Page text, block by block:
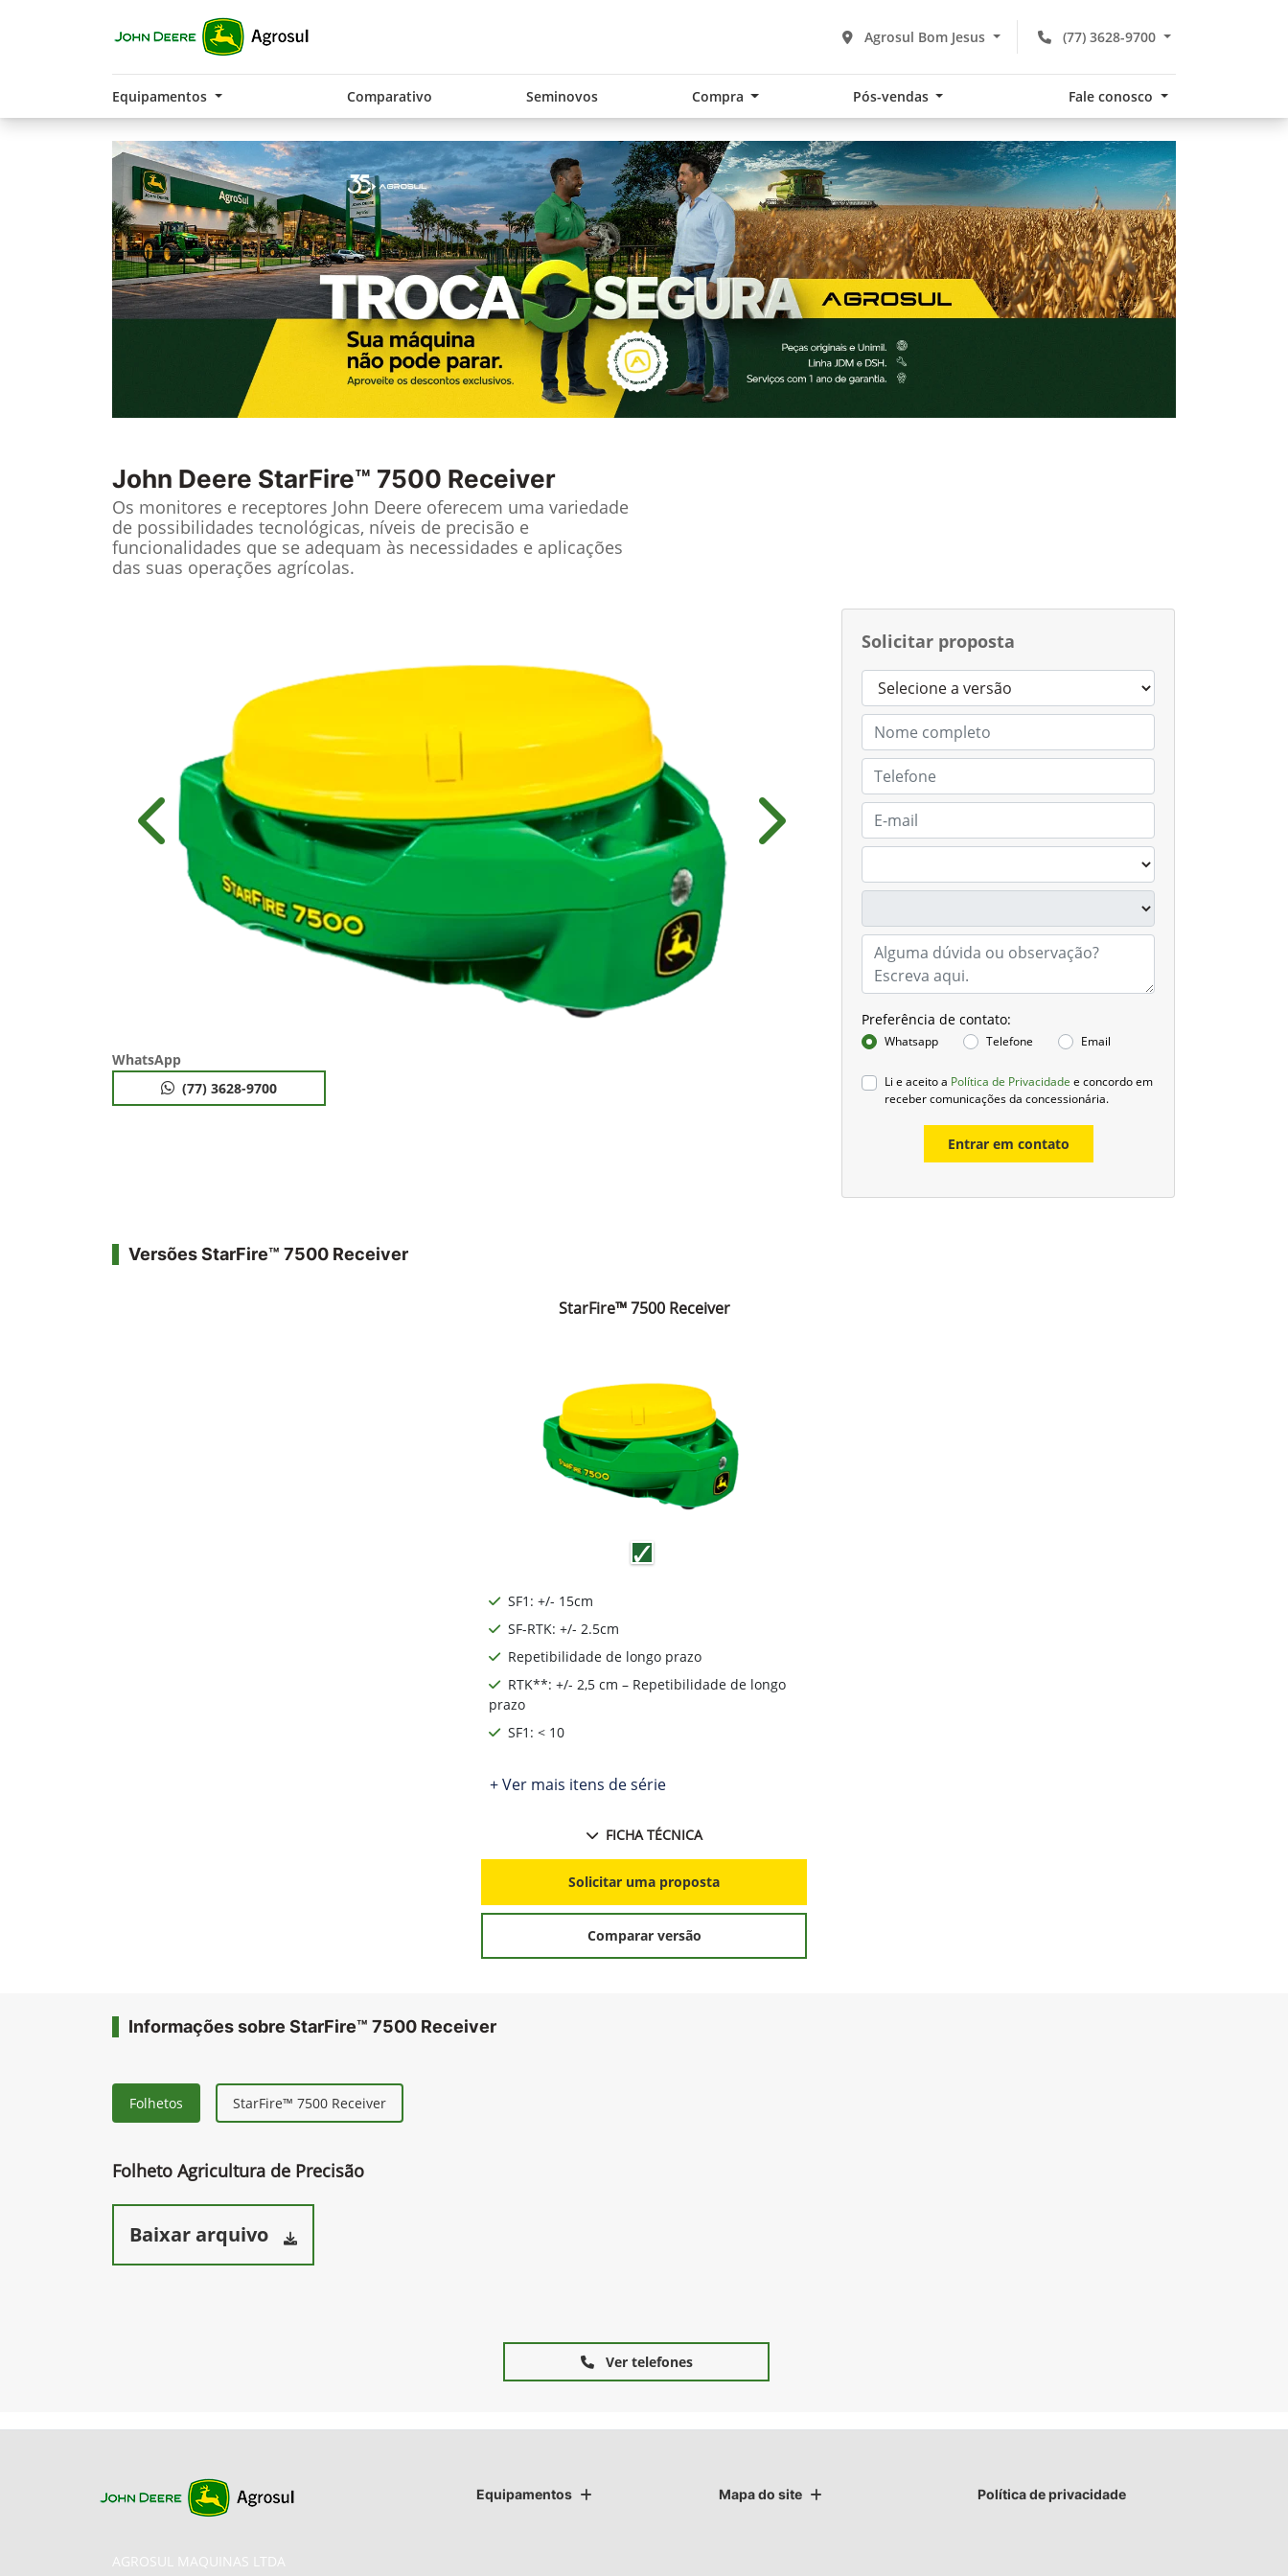
(77) 3628-9700
Agrosul Bom Jesus
Equipamentos Comparativo Seminovos Compra Pós-vendas Fale conosco
John Deere StarFire™ 7500 Receiver
Os monitores e receptores John Deere oferecem uma variedade
de possibilidades tecnológicas, níveis de precisão e
funcionalidades que se adequam às necessidades e aplicações
das suas operações agrícolas.
Solicitar proposta
Preferência de contato:
Whatsapp Telefone Email
Li e aceito a Política de Privacidade e concordo em
receber comunicações da concessionária.
Entrar em contato
Anterior Próximo
WhatsApp
(77) 3628-9700
Versões StarFire™ 7500 Receiver
StarFire™ 7500 Receiver
SF1: +/- 15cm
SF-RTK: +/- 2.5cm
Repetibilidade de longo prazo
RTK**: +/- 2,5 cm – Repetibilidade de longo
prazo
SF1: < 10
+ Ver mais itens de série
FICHA TÉCNICA
Solicitar uma proposta
Comparar versão
Informações sobre StarFire™ 7500 Receiver
Folhetos StarFire™ 7500 Receiver
Folheto Agricultura de Precisão
Baixar arquivo
Ver telefones
Equipamentos Mapa do site Política de privacidade
AGROSUL MAQUINAS LTDA